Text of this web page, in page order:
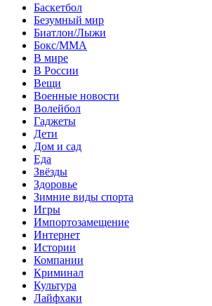
Баскетбол
Безумный мир
Биатлон/Лыжи
Бокс/MMA
В мире
В России
Вещи
Военные новости
Волейбол
Гаджеты
Дети
Дом и сад
Еда
Звёзды
Здоровье
Зимние виды спорта
Игры
Импортозамещение
Интернет
Истории
Компании
Криминал
Культура
Лайфхаки